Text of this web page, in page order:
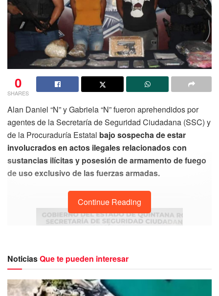
0
SHARES
Alan Daniel “N” y Gabriela “N” fueron aprehendidos por
agentes de la Secretaría de Seguridad Ciudadana (SSC) y
de la Procuraduría Estatal bajo sospecha de estar
involucrados en actos ilegales relacionados con
sustancias ilícitas y posesión de armamento de fuego
de uso exclusivo de las fuerzas armadas.
Continue Reading
NoticiasQue te pueden interesar